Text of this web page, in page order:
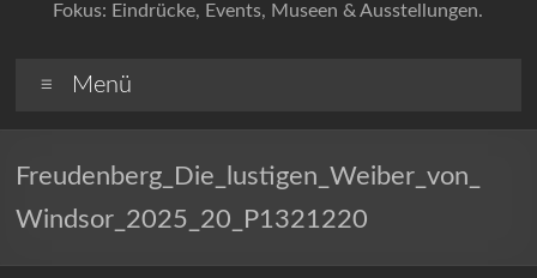
Fokus: Eindrücke, Events, Museen & Ausstellungen.
Menü
Freudenberg_Die_lustigen_Weiber_von_
Windsor_2025_20_P1321220